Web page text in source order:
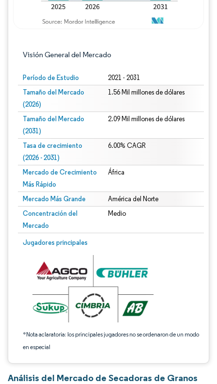
Visión General del Mercado
Período de Estudio 2021 - 2031
Tamaño del Mercado
(2026)
1.56 Mil millones de dólares
Tamaño del Mercado
(2031)
2.09 Mil millones de dólares
Tasa de crecimiento
(2026 - 2031)
6.00% CAGR
Mercado de Crecimiento
Más Rápido
África
Mercado Más Grande América del Norte
Concentración del
Mercado
Medio
Jugadores principales
*Nota aclaratoria: los principales jugadores no se ordenaron de un modo
en especial
Imagen © Mordor Intelligence. El uso requiere atribución según CC BY 4.0.
Análisis del Mercado de Secadoras de Granos